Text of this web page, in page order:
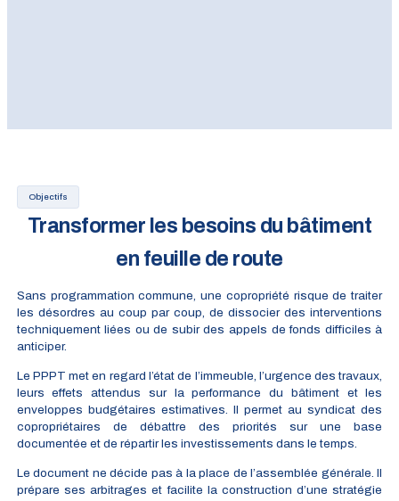
Objectifs
Transformer les besoins du bâtiment
en feuille de route
Sans programmation commune, une copropriété risque de traiter
les désordres au coup par coup, de dissocier des interventions
techniquement liées ou de subir des appels de fonds difficiles à
anticiper.
Le PPPT met en regard l’état de l’immeuble, l’urgence des travaux,
leurs effets attendus sur la performance du bâtiment et les
enveloppes budgétaires estimatives. Il permet au syndicat des
copropriétaires de débattre des priorités sur une base
documentée et de répartir les investissements dans le temps.
Le document ne décide pas à la place de l’assemblée générale. Il
prépare ses arbitrages et facilite la construction d’une stratégie